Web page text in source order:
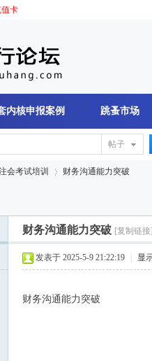
值卡
内核申报案例 跳蚤市场
帖子
会考试培训
›
财务沟通能力突破
财务沟通能力突破 [复制链接]
发表于 2025-5-9 21:22:19 显
财务沟通能力突破